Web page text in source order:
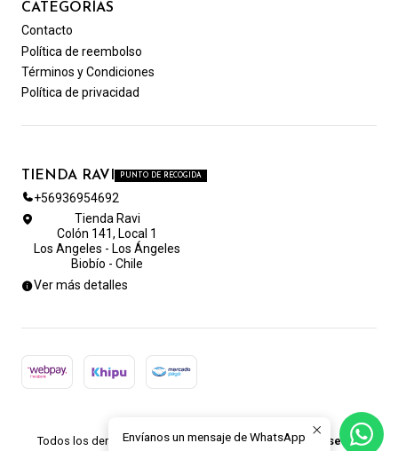
CATEGORÍAS
Contacto
Política de reembolso
Términos y Condiciones
Política de privacidad
TIENDA RAVI PUNTO DE RECOGIDA
+56936954692
Tienda Ravi
Colón 141, Local 1
Los Angeles - Los Ángeles
Biobío - Chile
Ver más detalles
Todos los derechos reservados.Desarrollado por Jumpseller.
Envíanos un mensaje de WhatsApp